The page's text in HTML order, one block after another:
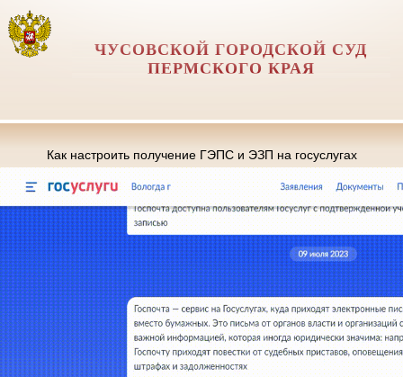
ЧУСОВСКОЙ ГОРОДСКОЙ СУД
ПЕРМСКОГО КРАЯ
Как настроить получение ГЭПС и ЭЗП на госуслугах